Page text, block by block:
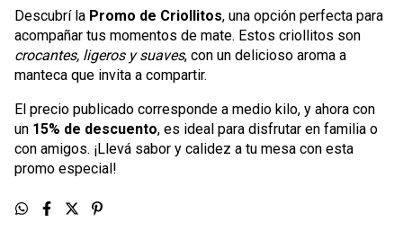
Descubrí la Promo de Criollitos, una opción perfecta para
acompañar tus momentos de mate. Estos criollitos son
crocantes, ligeros y suaves, con un delicioso aroma a
manteca que invita a compartir.
El precio publicado corresponde a medio kilo, y ahora con
un 15% de descuento, es ideal para disfrutar en familia o
con amigos. ¡Llevá sabor y calidez a tu mesa con esta
promo especial!